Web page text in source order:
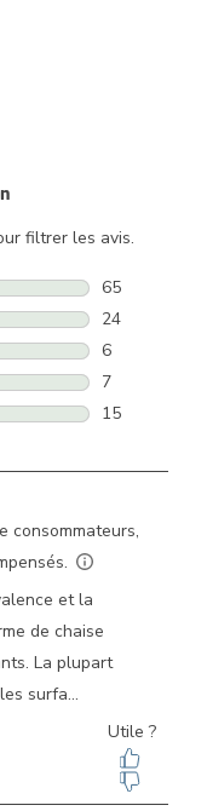
filtrer les avis.
65
65 avis avec
24
24 avis avec
6
6 avis avec
7
7 avis avec
15